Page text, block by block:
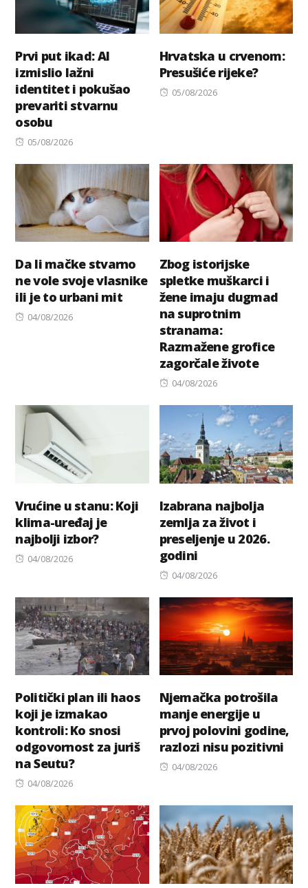
Prvi put ikad: AI
izmislio lažni
identitet i pokušao
prevariti stvarnu
osobu
Posted
05/08/2026
Hrvatska u crvenom:
Presušiće rijeke?
Posted
05/08/2026
Da li mačke stvarno
ne vole svoje vlasnike
ili je to urbani mit
Posted
04/08/2026
Zbog istorijske
spletke muškarci i
žene imaju dugmad
na suprotnim
stranama:
Razmažene grofice
zagorčale živote
Posted
04/08/2026
Vrućine u stanu: Koji
klima-uređaj je
najbolji izbor?
Posted
04/08/2026
Izabrana najbolja
zemlja za život i
preseljenje u 2026.
godini
Posted
04/08/2026
Politički plan ili haos
koji je izmakao
kontroli: Ko snosi
odgovornost za juriš
na Seutu?
Posted
04/08/2026
Njemačka potrošila
manje energije u
prvoj polovini godine,
razlozi nisu pozitivni
Posted
04/08/2026